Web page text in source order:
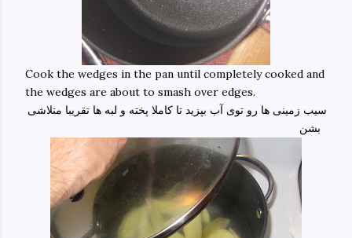
Cook the wedges in the pan until completely cooked and
the wedges are about to smash over edges.
سیب زمینی ها رو توی آب بپزید تا کاملا پخته و لبه ها تقریبا متلاشی